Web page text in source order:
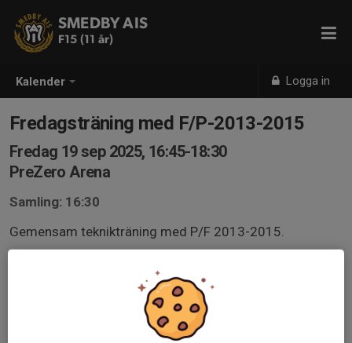
Kalender Logga in
SMEDBY AIS
F15 (11 år)
Fredagsträning med F/P-2013-2015
Fredag 19 sep 2025, 16:45-18:30
PreZero Arena
Samling: 16:30
Gemensam teknikträning med P/F 2013-2015.